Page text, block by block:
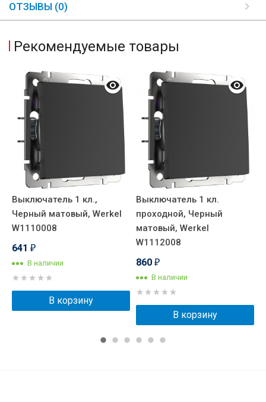
ОТЗЫВЫ (0)
Рекомендуемые товары
Выключатель 1 кл.,
Черный матовый, Werkel
W1110008
641 ₽
В наличии
В корзину
Выключатель 1 кл.
проходной, Черный
матовый, Werkel
W1112008
860 ₽
В наличии
В корзину